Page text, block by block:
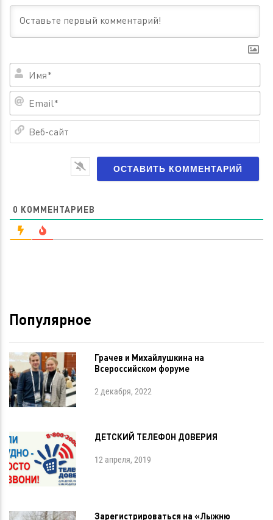
0 КОММЕНТАРИЕВ
Популярное
Грачев и Михайлушкина на
Всероссийском форуме
2 декабря, 2022
ДЕТСКИЙ ТЕЛЕФОН ДОВЕРИЯ
12 апреля, 2019
Зарегистрироваться на «Лыжню